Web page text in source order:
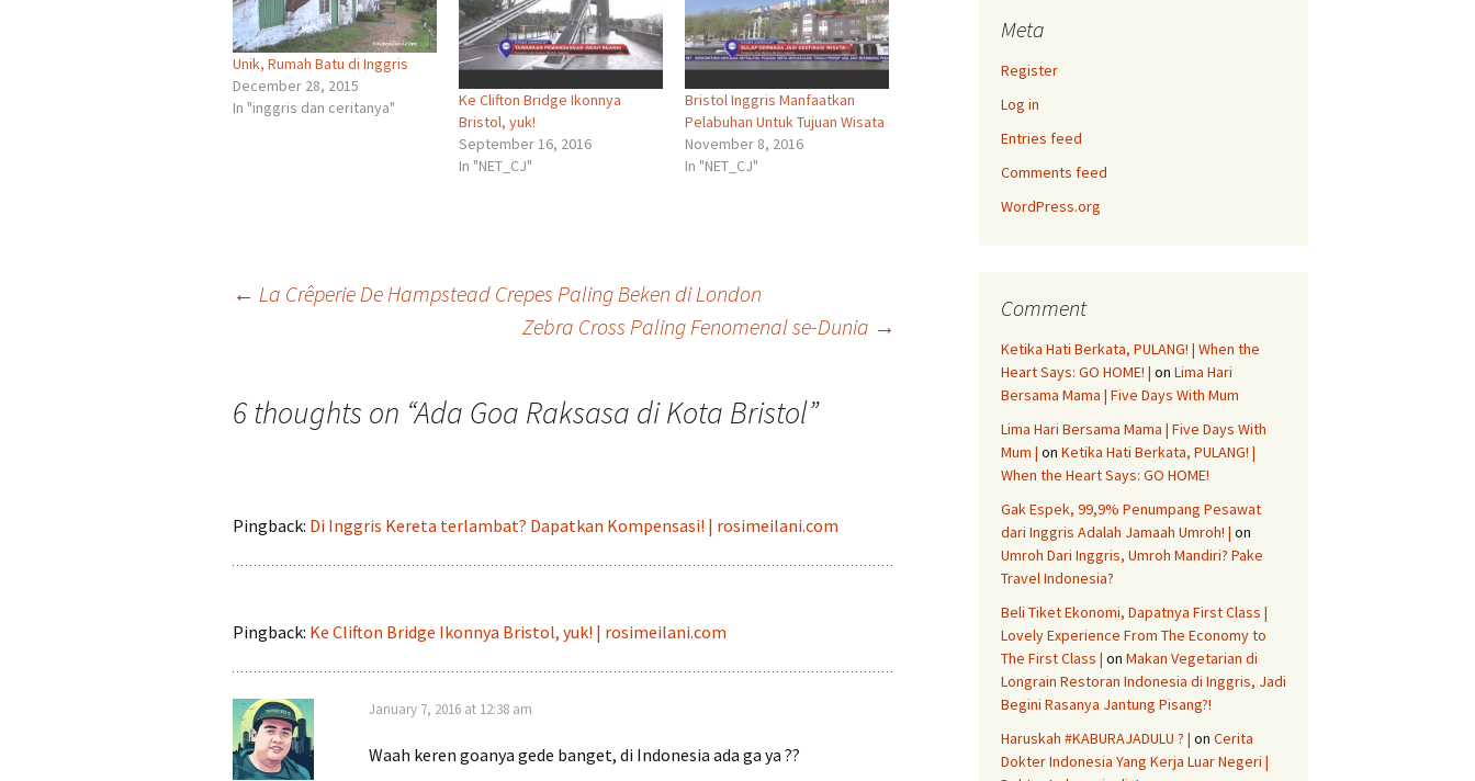
Unik, Rumah Batu di Inggris
December 28, 2015
In "inggris dan ceritanya"
Ke Clifton Bridge Ikonnya
Bristol, yuk!
September 16, 2016
In "NET_CJ"
Bristol Inggris Manfaatkan
Pelabuhan Untuk Tujuan Wisata
November 8, 2016
In "NET_CJ"
← La Crêperie De Hampstead Crepes Paling Beken di London
Zebra Cross Paling Fenomenal se-Dunia →
6 thoughts on “Ada Goa Raksasa di Kota Bristol”
Pingback: Di Inggris Kereta terlambat? Dapatkan Kompensasi! | rosimeilani.com
Pingback: Ke Clifton Bridge Ikonnya Bristol, yuk! | rosimeilani.com
January 7, 2016 at 12:38 am
Waah keren goanya gede banget, di Indonesia ada ga ya ??
Meta
Register
Log in
Entries feed
Comments feed
WordPress.org
Comment
Ketika Hati Berkata, PULANG! | When the
Heart Says: GO HOME! | on Lima Hari
Bersama Mama | Five Days With Mum
Lima Hari Bersama Mama | Five Days With
Mum | on Ketika Hati Berkata, PULANG! |
When the Heart Says: GO HOME!
Gak Espek, 99,9% Penumpang Pesawat
dari Inggris Adalah Jamaah Umroh! | on
Umroh Dari Inggris, Umroh Mandiri? Pake
Travel Indonesia?
Beli Tiket Ekonomi, Dapatnya First Class |
Lovely Experience From The Economy to
The First Class | on Makan Vegetarian di
Longrain Restoran Indonesia di Inggris, Jadi
Begini Rasanya Jantung Pisang?!
Haruskah #KABURAJADULU ? | on Cerita
Dokter Indonesia Yang Kerja Luar Negeri |